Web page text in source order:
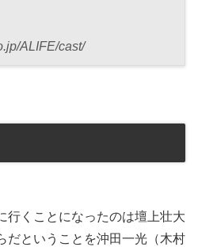
ALIFE/cast/
行くことになったのは壇上壮大
だということを沖田一光（木村